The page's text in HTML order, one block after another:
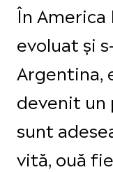
În America
evoluat și
Argentina,
devenit
sunt
vită, ouă